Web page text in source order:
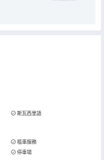
斯瓦西里語
租車服務
停車場